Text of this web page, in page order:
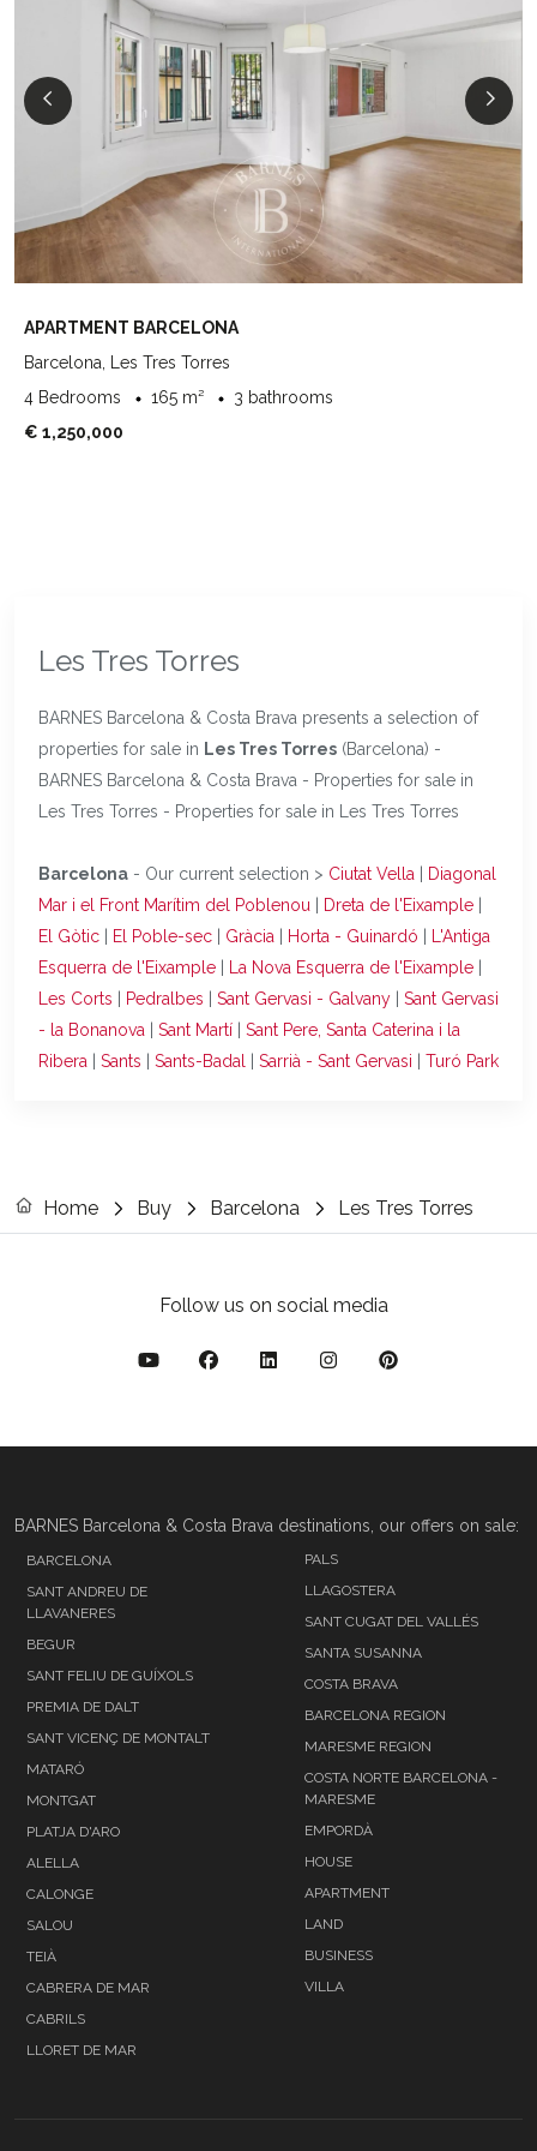
APARTMENT BARCELONA
Barcelona, Les Tres Torres
4 Bedrooms
165 m²
3 bathrooms
€ 1,250,000
Les Tres Torres
BARNES Barcelona & Costa Brava presents a selection of
properties for sale in Les Tres Torres (Barcelona) -
BARNES Barcelona & Costa Brava - Properties for sale in
Les Tres Torres - Properties for sale in Les Tres Torres
Barcelona - Our current selection > Ciutat Vella
Diagonal
Mar i el Front Marítim del Poblenou
Dreta de l'Eixample
El Gòtic
El Poble-sec Gràcia Horta - Guinardó
L'Antiga
Esquerra de l'Eixample
La Nova Esquerra de l'Eixample
Les Corts
Pedralbes Sant Gervasi - Galvany
Sant Gervasi
- la Bonanova
Sant Martí
Sant Pere, Santa Caterina i la
Ribera
Sants Sants-Badal Sarrià - Sant Gervasi Turó Park
Home Buy Barcelona Les Tres Torres
Follow us on social media
BARNES Barcelona & Costa Brava destinations, our offers on sale:
BARCELONA
SANT ANDREU DE
LLAVANERES
BEGUR
SANT FELIU DE GUÍXOLS
PREMIA DE DALT
SANT VICENÇ DE MONTALT
MATARÓ
MONTGAT
PLATJA D'ARO
ALELLA
CALONGE
SALOU
TEIÀ
CABRERA DE MAR
CABRILS
LLORET DE MAR
PALS
LLAGOSTERA
SANT CUGAT DEL VALLÉS
SANTA SUSANNA
COSTA BRAVA
BARCELONA REGION
MARESME REGION
COSTA NORTE BARCELONA -
MARESME
EMPORDÀ
HOUSE
APARTMENT
LAND
BUSINESS
VILLA